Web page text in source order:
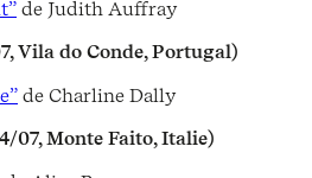
de Judith Auffray
Vila do Conde, Portugal)
de Charline Dally
07, Monte Faito, Italie)